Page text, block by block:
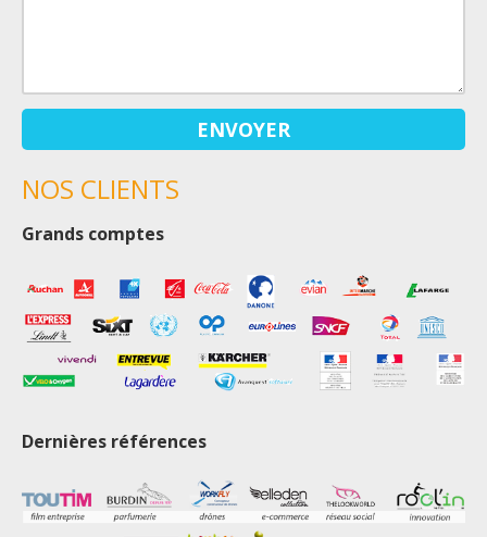
NOS CLIENTS
Grands comptes
Dernières références